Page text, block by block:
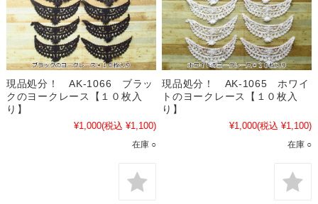
現品処分！ AK-1066 ブラッ
クのヨークレース【１０枚入
り】
¥1,000(税込 ¥1,100)
在庫 ○
現品処分！ AK-1065 ホワイ
トのヨークレース【１０枚入
り】
¥1,000(税込 ¥1,100)
在庫 ○